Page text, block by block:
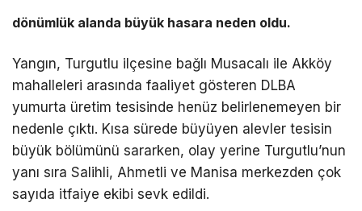
dönümlük alanda büyük hasara neden oldu.
Yangın, Turgutlu ilçesine bağlı Musacalı ile Akköy
mahalleleri arasında faaliyet gösteren DLBA
yumurta üretim tesisinde henüz belirlenemeyen bir
nedenle çıktı. Kısa sürede büyüyen alevler tesisin
büyük bölümünü sararken, olay yerine Turgutlu’nun
yanı sıra Salihli, Ahmetli ve Manisa merkezden çok
sayıda itfaiye ekibi sevk edildi.